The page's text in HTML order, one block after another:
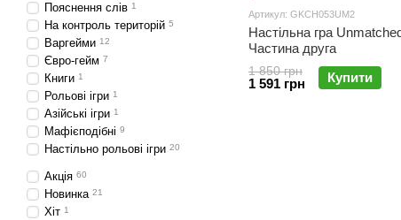
Артикул: GKCH053UM2
Настільна гра
Частина друга
1 850 грн
1 591 грн Купити
Пояснення слів 1
На контроль територій 5
Варгейми 12
Євро-гейм 7
Книги 1
Рольові ігри 1
Азійські ігри 1
Мафієподібні 9
Настільно рольові ігри 20
Акція 60
Новинка 21
Хіт 1